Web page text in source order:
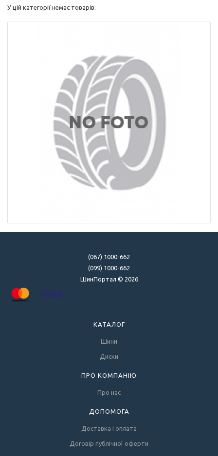
У цій категорії немає товарів.
(067) 1000-662
(099) 1000-662
ШинПортал © 2026
КАТАЛОГ
Шини
Диски
ПРО КОМПАНІЮ
Про нас
ДОПОМОГА
Доставка і оплата
Договір публічної оферти